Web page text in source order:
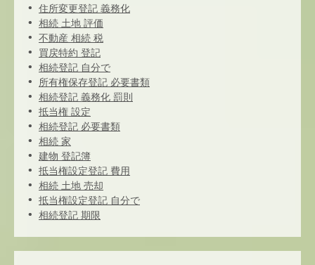
住所変更登記 義務化
相続 土地 評価
不動産 相続 税
買戻特約 登記
相続登記 自分で
所有権保存登記 必要書類
相続登記 義務化 罰則
抵当権 設定
相続登記 必要書類
相続 家
建物 登記簿
抵当権設定登記 費用
相続 土地 売却
抵当権設定登記 自分で
相続登記 期限